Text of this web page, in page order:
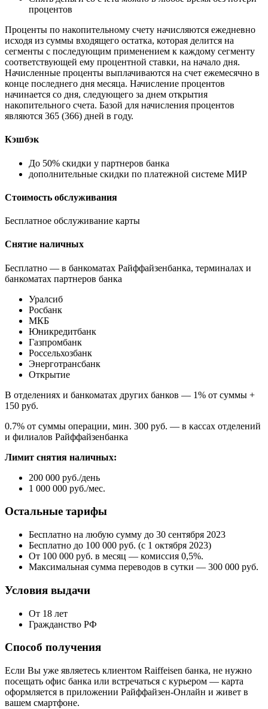
процентов
Проценты по накопительному счету начисляются ежедневно
исходя из суммы входящего остатка, которая делится на
сегменты с последующим применением к каждому сегменту
соответствующей ему процентной ставки, на начало дня.
Начисленные проценты выплачиваются на счет ежемесячно в
конце последнего дня месяца. Начисление процентов
начинается со дня, следующего за днем открытия
накопительного счета. Базой для начисления процентов
являются 365 (366) дней в году.
Кэшбэк
До 50% скидки у партнеров банка
дополнительные скидки по платежной системе МИР
Стоимость обслуживания
Бесплатное обслуживание карты
Снятие наличных
Бесплатно — в банкоматах Райффайзенбанка, терминалах и
банкоматах партнеров банка
Уралсиб
Росбанк
МКБ
Юникредитбанк
Газпромбанк
Россельхозбанк
Энерготрансбанк
Открытие
В отделениях и банкоматах других банков — 1% от суммы +
150 руб.
0.7% от суммы операции, мин. 300 руб. — в кассах отделений
и филиалов Райффайзенбанка
Лимит снятия наличных:
200 000 руб./день
1 000 000 руб./мес.
Остальные тарифы
Бесплатно на любую сумму до 30 сентября 2023
Бесплатно до 100 000 руб. (с 1 октября 2023)
От 100 000 руб. в месяц — комиссия 0,5%.
Максимальная сумма переводов в сутки — 300 000 руб.
Условия выдачи
От 18 лет
Гражданство РФ
Способ получения
Если Вы уже являетесь клиентом Raiffeisen банка, не нужно
посещать офис банка или встречаться с курьером — карта
оформляется в приложении Райффайзен-Онлайн и живет в
вашем смартфоне.